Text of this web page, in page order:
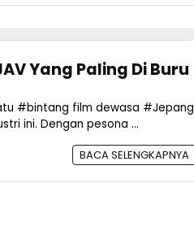
Yang Paling Di Buru
#bintang film dewasa #Jepang
ini. Dengan pesona ...
BACA SELENGKAPNYA